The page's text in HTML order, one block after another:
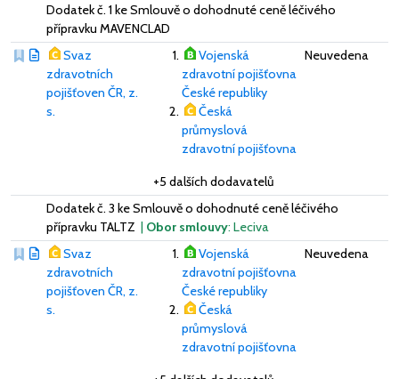
Dodatek č. 1 ke Smlouvě o dohodnuté ceně léčivého
přípravku MAVENCLAD
Svaz
zdravotních
pojišťoven ČR, z.
s.
Vojenská
zdravotní pojišťovna
České republiky
Česká
průmyslová
zdravotní pojišťovna
+5 dalších dodavatelů
Neuvedena
Dodatek č. 3 ke Smlouvě o dohodnuté ceně léčivého
přípravku TALTZ | Obor smlouvy: Leciva
Svaz
zdravotních
pojišťoven ČR, z.
s.
Vojenská
zdravotní pojišťovna
České republiky
Česká
průmyslová
zdravotní pojišťovna
Neuvedena